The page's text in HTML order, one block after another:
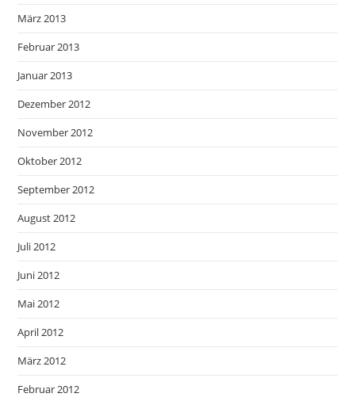
März 2013
Februar 2013
Januar 2013
Dezember 2012
November 2012
Oktober 2012
September 2012
August 2012
Juli 2012
Juni 2012
Mai 2012
April 2012
März 2012
Februar 2012